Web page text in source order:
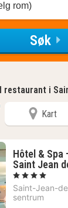
rom)
Søk
restaurant i
Kart
Hôtel & Spa
Saint Jean
, 4 Stjerner
Saint-Jean-
sentrum